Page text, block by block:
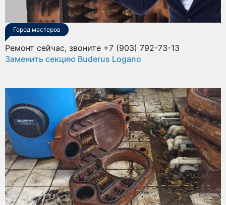
Город мастеров
Ремонт сейчас, звоните +7 (903) 792-73-13
Заменить секцию Buderus Logano